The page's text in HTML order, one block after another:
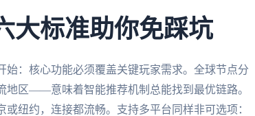
大标准助你免踩坑
：核心功能必须覆盖关键玩家需求。全球节点分
区——意味着智能推荐机制总能找到最优链路。
纽约，连接都流畅。支持多平台同样非可选项：